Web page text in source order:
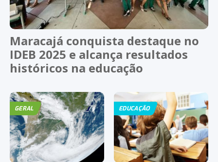
Maracajá conquista destaque no
IDEB 2025 e alcança resultados
históricos na educação
GERAL EDUCAÇÃO